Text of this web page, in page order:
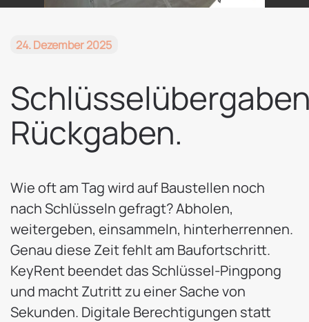
24. Dezember 2025
Rückgaben.
Wie oft am Tag wird auf Baustellen noch
nach Schlüsseln gefragt? Abholen,
weitergeben, einsammeln, hinterherrennen.
Genau diese Zeit fehlt am Baufortschritt.
KeyRent beendet das Schlüssel-Pingpong
und macht Zutritt zu einer Sache von
Sekunden. Digitale Berechtigungen statt